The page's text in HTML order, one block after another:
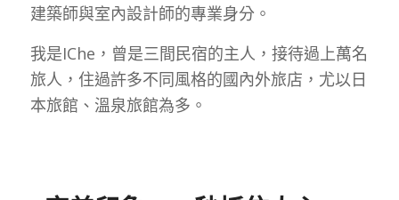
建築師與室內設計師的專業身分。
我是IChe，曾是三間民宿的主人，接待過上萬名
旅人，住過許多不同風格的國內外旅店，尤以日
本旅館、溫泉旅館為多。